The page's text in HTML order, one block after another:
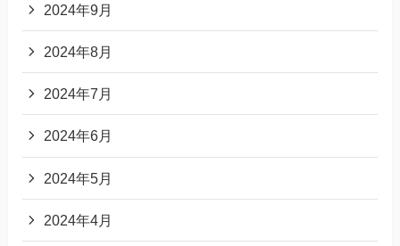
2024年9月
2024年8月
2024年7月
2024年6月
2024年5月
2024年4月